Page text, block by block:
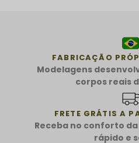
FABRICAÇÃO
Modelagens
corpos reais
FRETE GRÁTIS A
Receba no conforto
rápido e